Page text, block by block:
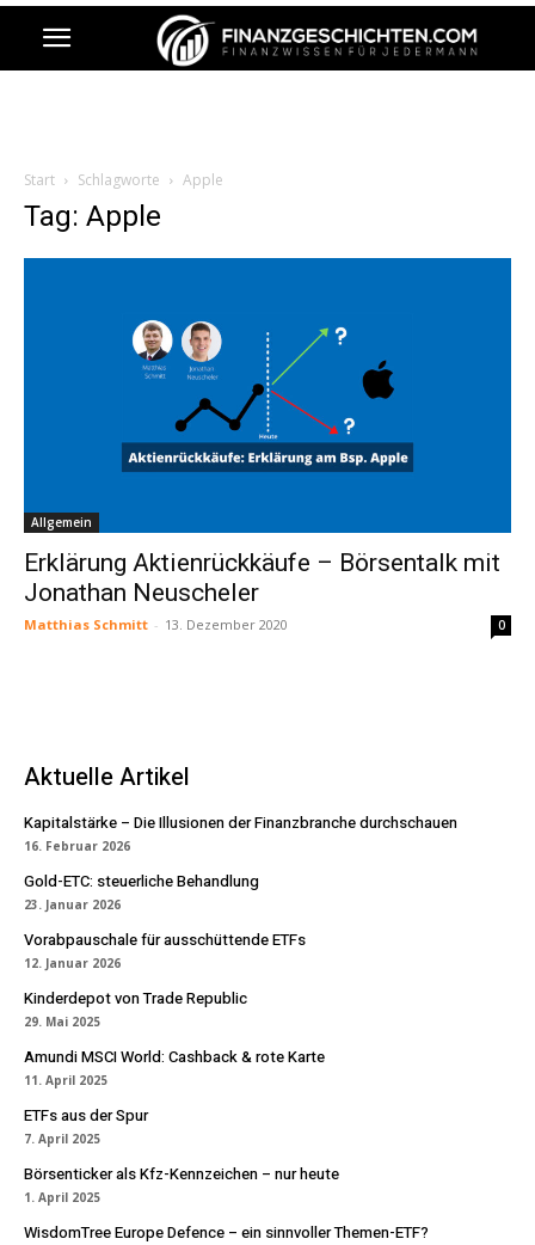
Start Schlagworte Apple
Tag: Apple
Allgemein
Erklärung Aktienrückkäufe – Börsentalk mit
Jonathan Neuscheler
Matthias Schmitt - 13. Dezember 2020 0
Aktuelle Artikel
Kapitalstärke – Die Illusionen der Finanzbranche durchschauen
16. Februar 2026
Gold-ETC: steuerliche Behandlung
23. Januar 2026
Vorabpauschale für ausschüttende ETFs
12. Januar 2026
Kinderdepot von Trade Republic
29. Mai 2025
Amundi MSCI World: Cashback & rote Karte
11. April 2025
ETFs aus der Spur
7. April 2025
Börsenticker als Kfz-Kennzeichen – nur heute
1. April 2025
WisdomTree Europe Defence – ein sinnvoller Themen-ETF?